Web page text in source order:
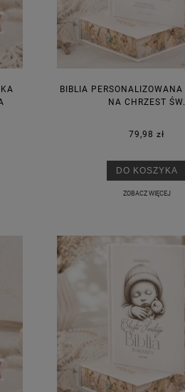
BIBLIA
NA CHRZEST ŚW.
79,98 zł
DO KOSZYKA
ZOBACZ WIĘCEJ